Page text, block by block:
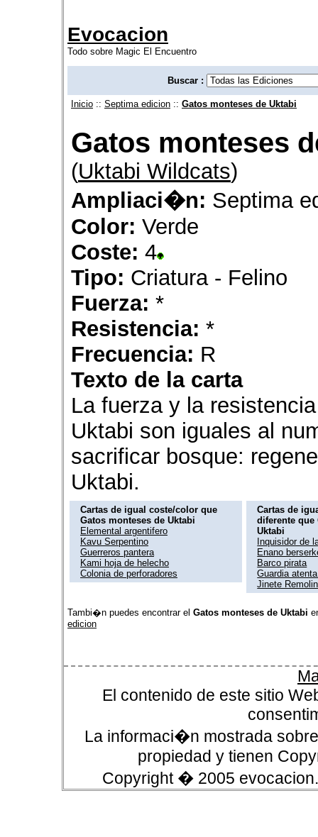
Evocacion
Todo sobre Magic El Encuentro
Buscar :
Inicio :: Septima edicion :: Gatos monteses de Uktabi
Gatos monteses
(Uktabi Wildcats)
Ampliaci�n: Septima
Color: Verde
Coste: 4
Tipo: Criatura - Felino
Fuerza: *
Resistencia: *
Frecuencia: R
Texto de la carta
La fuerza y la
Uktabi son iguales al
sacrificar bosque:
Uktabi.
Cartas de igual coste/color que
Gatos monteses de Uktabi
Elemental argentifero
Kavu Serpentino
Guerreros pantera
Kami hoja de helecho
Colonia de perforadores
Cartas de
diferente que
Uktabi
Inquisidor de
Enano
Barco pirata
Guardia
Jinete
Tambi�n puedes encontrar el Gatos monteses de Uktabi
edicion
El contenido de este sitio
La informaci�n mostrada
propiedad y tienen
Copyright � 2005